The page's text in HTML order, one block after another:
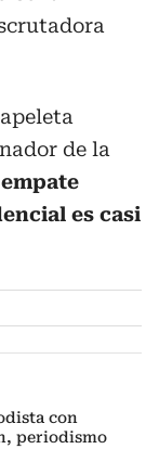
de la
es casi
con
periodismo